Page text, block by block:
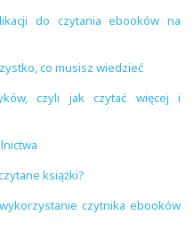
do czytania ebooków na
co musisz wiedzieć
czyli jak czytać więcej i
książki?
czytnika ebooków